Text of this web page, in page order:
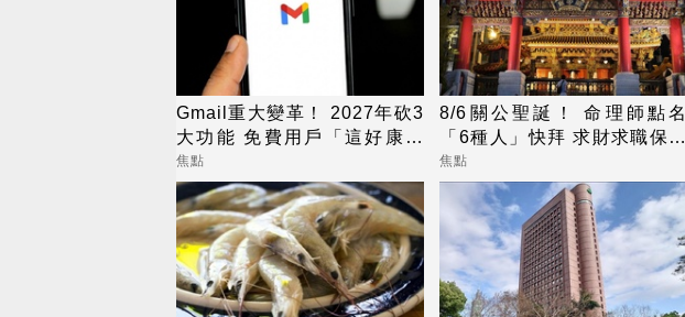
Gmail重大變革！ 2027年砍3
大功能 免費用戶「這好康」
不能用了
焦點
8/6關公聖誕！ 命理師點名
「6種人」快拜 求財求職保平
安
焦點